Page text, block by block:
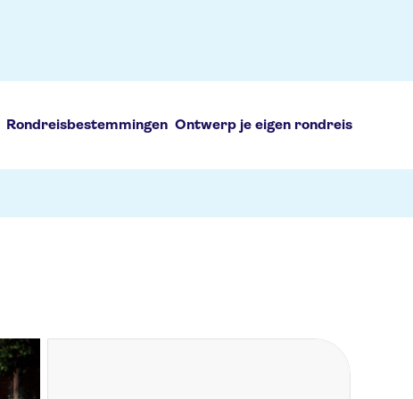
Rondreisbestemmingen Ontwerp je eigen rondreis